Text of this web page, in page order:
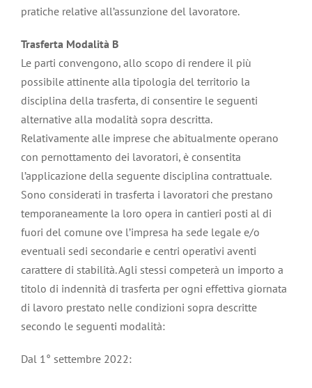
pratiche relative all’assunzione del lavoratore.
Trasferta Modalità B
Le parti convengono, allo scopo di rendere il più
possibile attinente alla tipologia del territorio la
disciplina della trasferta, di consentire le seguenti
alternative alla modalità sopra descritta.
Relativamente alle imprese che abitualmente operano
con pernottamento dei lavoratori, è consentita
l’applicazione della seguente disciplina contrattuale.
Sono considerati in trasferta i lavoratori che prestano
temporaneamente la loro opera in cantieri posti al di
fuori del comune ove l’impresa ha sede legale e/o
eventuali sedi secondarie e centri operativi aventi
carattere di stabilità. Agli stessi competerà un importo a
titolo di indennità di trasferta per ogni effettiva giornata
di lavoro prestato nelle condizioni sopra descritte
secondo le seguenti modalità:
Dal 1° settembre 2022: